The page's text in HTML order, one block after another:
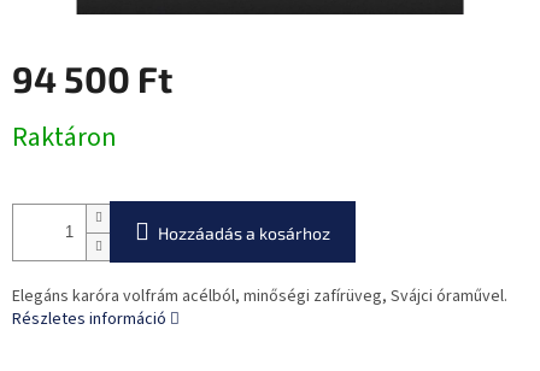
94 500 Ft
Raktáron
Hozzáadás a kosárhoz
Elegáns karóra volfrám acélból, minőségi zafírüveg, Svájci óraművel.
Részletes információ